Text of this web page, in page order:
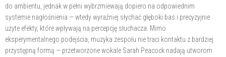
do ambientu, jednak w pełni wybrzmiewają dopiero na odpowiednim
systemie nagłośnienia — wtedy wyraźniej słychać głęboki bas i precyzyjnie
użyte efekty, które wpływają na percepcję słuchacza. Mimo
eksperymentalnego podejścia, muzyka zespołu nie traci kontaktu z bardziej
przystępną formą — przetworzone wokale Sarah Peacock nadają utworom